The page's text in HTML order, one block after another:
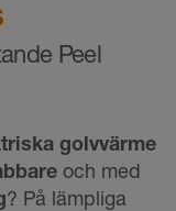
Peel
golvvärme
och med
? På lämpliga